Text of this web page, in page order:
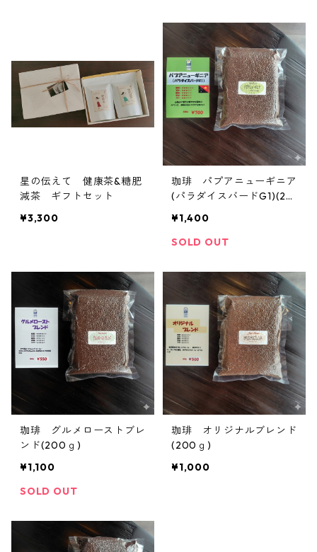
星の伝えて 健康茶&糖肥
減茶 ギフトセット
¥3,300
珈琲 パプアニューギニア
(パラダイスバードG1)(20
¥1,400
SOLD OUT
珈琲 グルメローストブレ
ンド(200ｇ)
¥1,100
SOLD OUT
珈琲 オリジナルブレンド
(200ｇ)
¥1,000